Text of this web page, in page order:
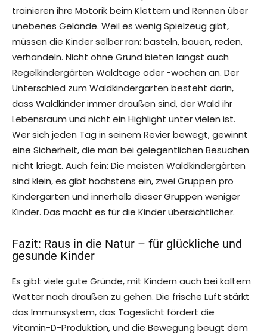
trainieren ihre Motorik beim Klettern und Rennen über
unebenes Gelände. Weil es wenig Spielzeug gibt,
müssen die Kinder selber ran: basteln, bauen, reden,
verhandeln. Nicht ohne Grund bieten längst auch
Regelkindergärten Waldtage oder -wochen an. Der
Unterschied zum Waldkindergarten besteht darin,
dass Waldkinder immer draußen sind, der Wald ihr
Lebensraum und nicht ein Highlight unter vielen ist.
Wer sich jeden Tag in seinem Revier bewegt, gewinnt
eine Sicherheit, die man bei gelegentlichen Besuchen
nicht kriegt. Auch fein: Die meisten Waldkindergärten
sind klein, es gibt höchstens ein, zwei Gruppen pro
Kindergarten und innerhalb dieser Gruppen weniger
Kinder. Das macht es für die Kinder übersichtlicher.
Fazit: Raus in die Natur – für glückliche und
gesunde Kinder
Es gibt viele gute Gründe, mit Kindern auch bei kaltem
Wetter nach draußen zu gehen. Die frische Luft stärkt
das Immunsystem, das Tageslicht fördert die
Vitamin-D-Produktion, und die Bewegung beugt dem